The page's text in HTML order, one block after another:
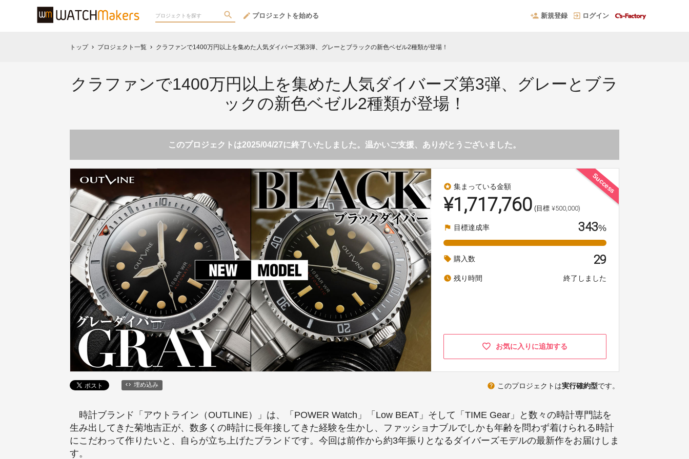
プロジェクトを始める 新規登録 ログイン
トップ chevron_right プロジェクト一覧 chevron_right クラファンで1400万円以上を集めた人気ダイバーズ第3弾、グレーとブラックの新色ベゼル2種類が登場！
クラファンで1400万円以上を集めた人気ダイバーズ第3弾、グレーとブラ
ックの新色ベゼル2種類が登場！
このプロジェクトは2025/04/27に終了いたしました。温かいご支援、ありがとうございました。
Success
stars 集まっている金額
¥1,717,760 (目標 ¥500,000)
flag 目標達成率 343%
local_offer 購入数 29
watch_later 残り時間 終了しました
お気に入りに追加する
埋め込み help このプロジェクトは実行確約型です。
時計ブランド「アウトライン（OUTLINE）」は、「POWER Watch」「Low BEAT」そして「TIME Gear」と数々の時計専門誌を
生み出してきた菊地吉正が、数多くの時計に長年接してきた経験を生かし、ファッショナブルでしかも年齢を問わず着けられる時計
にこだわって作りたいと、自らが立ち上げたブランドです。今回は前作から約3年振りとなるダイバーズモデルの最新作をお届けしま
す。